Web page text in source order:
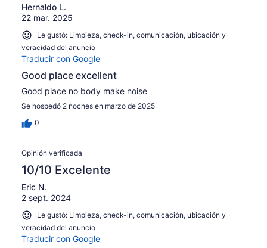
Hernaldo L.
22 mar. 2025
Le gustó: Limpieza, check-in, comunicación, ubicación y
veracidad del anuncio
Traducir con Google
Good place excellent
Good place no body make noise
Se hospedó 2 noches en marzo de 2025
0
Opinión verificada
10/10 Excelente
Eric N.
2 sept. 2024
Le gustó: Limpieza, check-in, comunicación, ubicación y
veracidad del anuncio
Traducir con Google